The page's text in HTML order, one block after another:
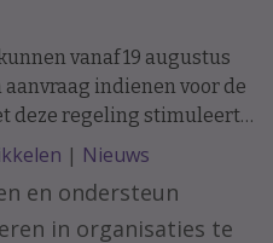
vanaf 19 augustus
aanvraag indienen voor de
deze regeling stimuleert
Zaken en
en ontwikkelen
| Nieuws
en ondersteun
in organisaties te